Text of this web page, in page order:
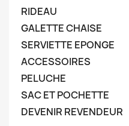
RIDEAU
GALETTE CHAISE
SERVIETTE EPONGE
ACCESSOIRES
PELUCHE
SAC ET POCHETTE
DEVENIR REVENDEUR